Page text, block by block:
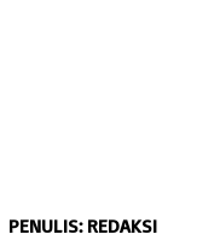
PENULIS: REDAKSI